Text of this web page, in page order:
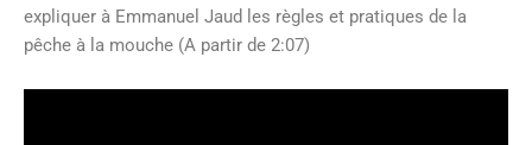
expliquer à Emmanuel Jaud les règles et pratiques de la
pêche à la mouche (A partir de 2:07)